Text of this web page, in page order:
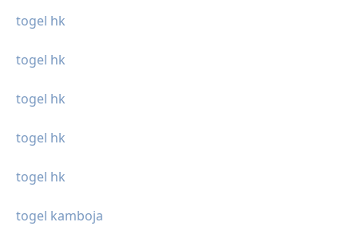
togel hk
togel hk
togel hk
togel hk
togel hk
togel kamboja